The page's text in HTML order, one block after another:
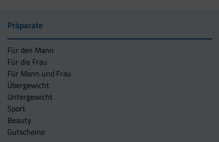
Präparate
Für den Mann
Für die Frau
Für Mann und Frau
Übergewicht
Untergewicht
Sport
Beauty
Gutscheine